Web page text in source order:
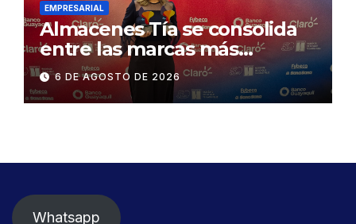
EMPRESARIAL
Almacenes Tía se consolida
entre las marcas más
influyentes del Ecuador
6 DE AGOSTO DE 2026
Whatsapp